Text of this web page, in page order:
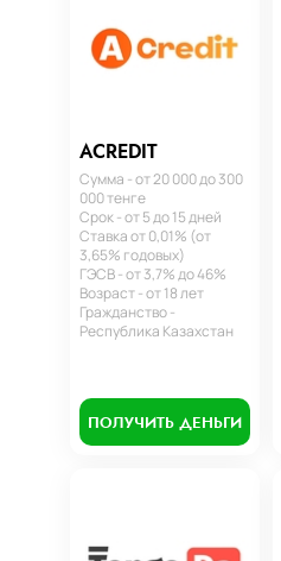
ACREDIT
Сумма - от 20 000 до 300
000 тенге
Срок - от 5 до 15 дней
Ставка от 0,01% (от
3,65% годовых)
ГЭСВ - от 3,7% до 46%
Возраст - от 18 лет
Гражданство -
Республика Казахстан
ПОЛУЧИТЬ ДЕНЬГИ